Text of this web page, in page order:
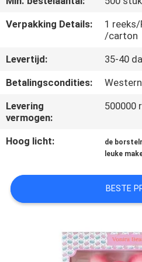
SITEMAP
POLICY
Verpakking Details:
1 reeks/
/carton
Levertijd:
35-40
Betalingscondities:
Levering
vermogen:
500000
Hoog licht: de
leuke
BESTE